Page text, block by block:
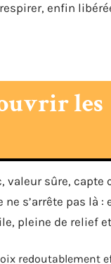
enfin
les
valeur sûre, capte
s’arrête pas là :
pleine de relief et
redoutablement